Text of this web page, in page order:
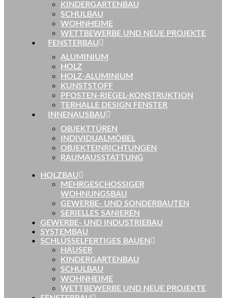
KINDERGARTENBAU
SCHULBAU
WOHNHEIME
WETTBEWERBE UND NEUE PROJEKTE
FENSTERBAU
ALUMINIUM
HOLZ
HOLZ-ALUMINIUM
KUNSTSTOFF
PFOSTEN-RIEGEL-KONSTRUKTION
TERHALLE DESIGN FENSTER
INNENAUSBAU
OBJEKTTÜREN
INDIVIDUALMÖBEL
OBJEKTEINRICHTUNGEN
RAUMAUSSTATTUNG
HOLZBAU
MEHRGESCHOSSIGER
WOHNUNGSBAU
GEWERBE- UND SONDERBAUTEN
SERIELLES SANIEREN
GEWERBE- UND INDUSTRIEBAU
SYSTEMBAU
SCHLÜSSELFERTIGES BAUEN
HÄUSER
KINDERGARTENBAU
SCHULBAU
WOHNHEIME
WETTBEWERBE UND NEUE PROJEKTE